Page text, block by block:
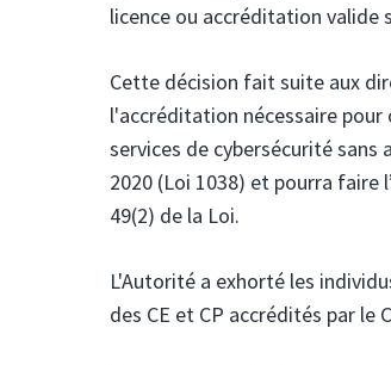
licence ou accréditation valide
Cette décision fait suite aux
l'accréditation nécessaire pour
services de cybersécurité
2020 (Loi 1038) et pourra faire
49(2) de la Loi.
L'Autorité a exhorté les
des CE et CP accrédités par le